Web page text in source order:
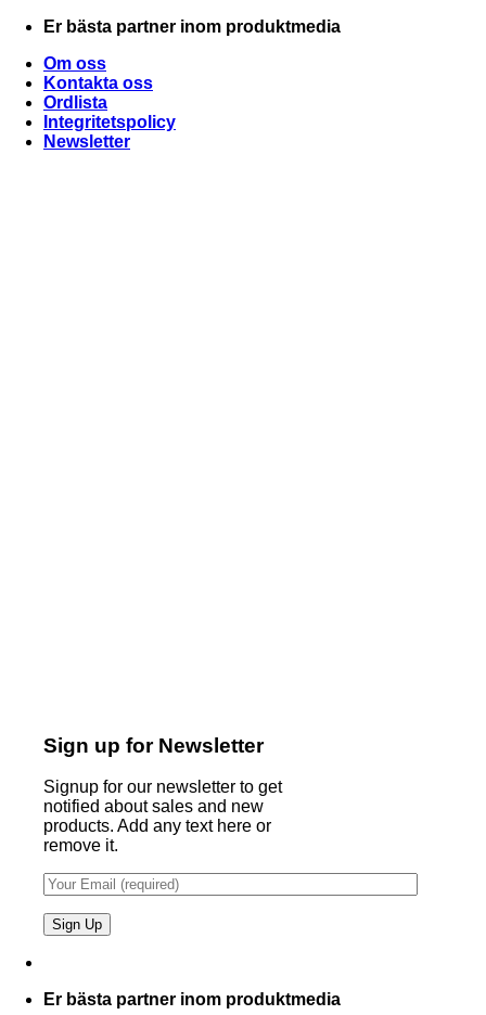
Skip
content
Er bästa partner inom produktmedia
Om oss
Kontakta oss
Ordlista
Integritetspolicy
Newsletter
Sign up for Newsletter
Signup for our newsletter to get
notified about sales and new
products. Add any text here or
remove it.
Er bästa partner inom produktmedia